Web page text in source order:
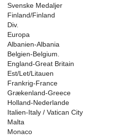
Svenske Medaljer
Finland/Finland
Div.
Europa
Albanien-Albania
Belgien-Belgium.
England-Great Britain
Est/Let/Litauen
Frankrig-France
Grækenland-Greece
Holland-Nederlande
Italien-Italy / Vatican City
Malta
Monaco